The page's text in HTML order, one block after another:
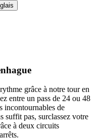
grâce à notre tour en
entre un pass de 24 ou 48
incontournables de
suffit pas, surclassez votre
à deux circuits